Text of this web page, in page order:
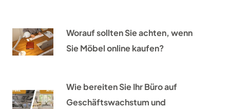
Worauf sollten Sie achten, wenn
Sie Möbel online kaufen?
Wie bereiten Sie Ihr Büro auf
Geschäftswachstum und